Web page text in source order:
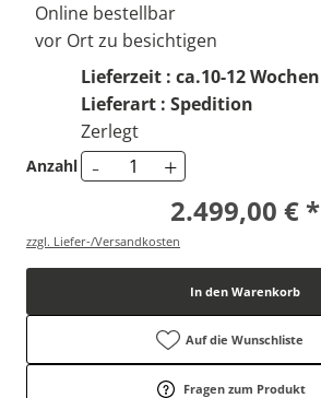
Online bestellbar
vor Ort zu besichtigen
Lieferzeit : ca.10-12 Wochen
Lieferart : Spedition
Zerlegt
Anzahl - +
2.499,00 € *
zzgl. Liefer-/Versandkosten
In den Warenkorb
Auf die Wunschliste
Fragen zum Produkt